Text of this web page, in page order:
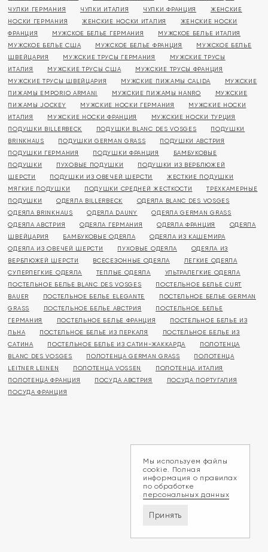
ЧУЛКИ ГЕРМАНИЯ
ЧУЛКИ ИТАЛИЯ ЧУЛКИ ФРАНЦИЯ
ЖЕНСКИЕ
НОСКИ ГЕРМАНИЯ
ЖЕНСКИЕ НОСКИ ИТАЛИЯ
ЖЕНСКИЕ НОСКИ
ФРАНЦИЯ
МУЖСКОЕ БЕЛЬЕ ГЕРМАНИЯ
МУЖСКОЕ БЕЛЬЕ ИТАЛИЯ
МУЖСКОЕ БЕЛЬЕ США
МУЖСКОЕ БЕЛЬЕ ФРАНЦИЯ
МУЖСКОЕ БЕЛЬЕ
ШВЕЙЦАРИЯ
МУЖСКИЕ ТРУСЫ ГЕРМАНИЯ
МУЖСКИЕ ТРУСЫ
ИТАЛИЯ
МУЖСКИЕ ТРУСЫ США
МУЖСКИЕ ТРУСЫ ФРАНЦИЯ
МУЖСКИЕ ТРУСЫ ШВЕЙЦАРИЯ
МУЖСКИЕ ПИЖАМЫ CALIDA
МУЖСКИЕ
ПИЖАМЫ EMPORIO ARMANI
МУЖСКИЕ ПИЖАМЫ HANRO
МУЖСКИЕ
ПИЖАМЫ JOCKEY
МУЖСКИЕ НОСКИ ГЕРМАНИЯ
МУЖСКИЕ НОСКИ
ИТАЛИЯ
МУЖСКИЕ НОСКИ ФРАНЦИЯ
МУЖСКИЕ НОСКИ ТУРЦИЯ
ПОДУШКИ BILLERBECK
ПОДУШКИ BLANC DES VOSGES
ПОДУШКИ
BRINKHAUS
ПОДУШКИ GERMAN GRASS
ПОДУШКИ АВСТРИЯ
ПОДУШКИ ГЕРМАНИЯ
ПОДУШКИ ФРАНЦИЯ
БАМБУКОВЫЕ
ПОДУШКИ
ПУХОВЫЕ ПОДУШКИ
ПОДУШКИ ИЗ ВЕРБЛЮЖЕЙ
ШЕРСТИ
ПОДУШКИ ИЗ ОВЕЧЕЙ ШЕРСТИ
ЖЕСТКИЕ ПОДУШКИ
МЯГКИЕ ПОДУШКИ
ПОДУШКИ СРЕДНЕЙ ЖЕСТКОСТИ
ТРЕХКАМЕРНЫЕ
ПОДУШКИ
ОДЕЯЛА BILLERBECK
ОДЕЯЛА BLANC DES VOSGES
ОДЕЯЛА BRINKHAUS
ОДЕЯЛА DAUNY
ОДЕЯЛА GERMAN GRASS
ОДЕЯЛА АВСТРИЯ
ОДЕЯЛА ГЕРМАНИЯ ОДЕЯЛА ФРАНЦИЯ
ОДЕЯЛА
ШВЕЙЦАРИЯ
БАМБУКОВЫЕ ОДЕЯЛА
ОДЕЯЛА ИЗ КАШЕМИРА
ОДЕЯЛА ИЗ ОВЕЧЕЙ ШЕРСТИ
ПУХОВЫЕ ОДЕЯЛА
ОДЕЯЛА ИЗ
ВЕРБЛЮЖЕЙ ШЕРСТИ
ВСЕСЕЗОННЫЕ ОДЕЯЛА
ЛЕГКИЕ ОДЕЯЛА
СУПЕРЛЕГКИЕ ОДЕЯЛА
ТЕПЛЫЕ ОДЕЯЛА
УЛЬТРАЛЕГКИЕ ОДЕЯЛА
ПОСТЕЛЬНОЕ БЕЛЬЕ BLANC DES VOSGES
ПОСТЕЛЬНОЕ БЕЛЬЕ CURT
BAUER
ПОСТЕЛЬНОЕ БЕЛЬЕ ELEGANTE
ПОСТЕЛЬНОЕ БЕЛЬЕ GERMAN
GRASS
ПОСТЕЛЬНОЕ БЕЛЬЕ АВСТРИЯ
ПОСТЕЛЬНОЕ БЕЛЬЕ
ГЕРМАНИЯ
ПОСТЕЛЬНОЕ БЕЛЬЕ ФРАНЦИЯ
ПОСТЕЛЬНОЕ БЕЛЬЕ ИЗ
ЛЬНА
ПОСТЕЛЬНОЕ БЕЛЬЕ ИЗ ПЕРКАЛЯ
ПОСТЕЛЬНОЕ БЕЛЬЕ ИЗ
САТИНА
ПОСТЕЛЬНОЕ БЕЛЬЕ ИЗ САТИН-ЖАККАРДА
ПОЛОТЕНЦА
BLANC DES VOSGES
ПОЛОТЕНЦА GERMAN GRASS
ПОЛОТЕНЦА
LEITNER LEINEN
ПОЛОТЕНЦА VOSSEN
ПОЛОТЕНЦА ИТАЛИЯ
ПОЛОТЕНЦА ФРАНЦИЯ
ПОСУДА АВСТРИЯ
ПОСУДА ПОРТУГАЛИЯ
ПОСУДА ФРАНЦИЯ
Мы используем файлы
cookie. Полная
информация о правилах
по обработке
персональных данных
Принять